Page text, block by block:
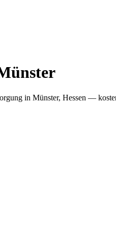
in Münster, Hessen —